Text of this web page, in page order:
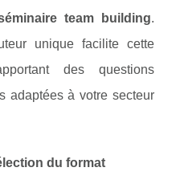
team building.
unique facilite cette
des questions
adaptées à votre secteur
du format